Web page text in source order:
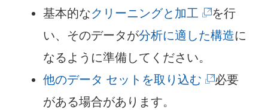
基本的なクリーニングと加工 (
新
し
い
を行
い、そのデータが分析に適した構造に
なるように準備してください。
他のデータ セットを取り込む (
必要
がある場合があります。